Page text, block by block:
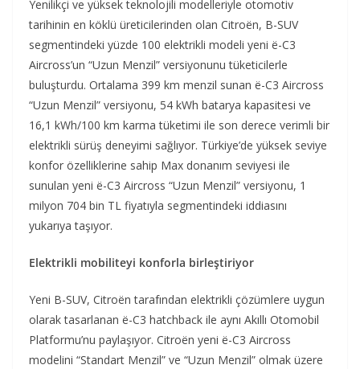
Yenilikçi ve yüksek teknolojili modelleriyle otomotiv
tarihinin en köklü üreticilerinden olan Citroën, B-SUV
segmentindeki yüzde 100 elektrikli modeli yeni ë-C3
Aircross’un “Uzun Menzil” versiyonunu tüketicilerle
buluşturdu. Ortalama 399 km menzil sunan ë-C3 Aircross
“Uzun Menzil” versiyonu, 54 kWh batarya kapasitesi ve
16,1 kWh/100 km karma tüketimi ile son derece verimli bir
elektrikli sürüş deneyimi sağlıyor. Türkiye’de yüksek seviye
konfor özelliklerine sahip Max donanım seviyesi ile
sunulan yeni ë-C3 Aircross “Uzun Menzil” versiyonu, 1
milyon 704 bin TL fiyatıyla segmentindeki iddiasını
yukarıya taşıyor.
Elektrikli mobiliteyi konforla birleştiriyor
Yeni B-SUV, Citroën tarafından elektrikli çözümlere uygun
olarak tasarlanan ë-C3 hatchback ile aynı Akıllı Otomobil
Platformu’nu paylaşıyor. Citroën yeni ë-C3 Aircross
modelini “Standart Menzil” ve “Uzun Menzil” olmak üzere